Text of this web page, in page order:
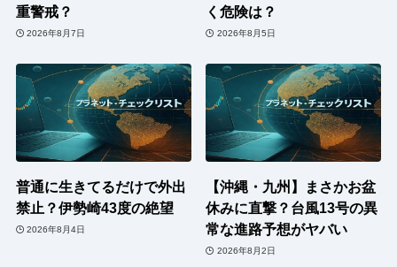
重警戒？
2026年8月7日
く危険は？
2026年8月5日
普通に生きてるだけで外出
禁止？伊勢崎43度の絶望
2026年8月4日
【沖縄・九州】まさかお盆
休みに直撃？台風13号の異
常な進路予想がヤバい
2026年8月2日